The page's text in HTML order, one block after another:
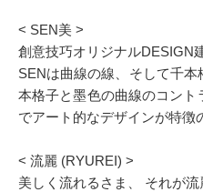
Q＆A
お気に入り
< SEN美 >
創意技巧オリジナルDESIGN
SENは曲線の線、そして千
本格子と墨色の曲線のコン
でアート的なデザインが特徴
< 流麗 (RYUREI) >
美しく流れるさま、 それが流